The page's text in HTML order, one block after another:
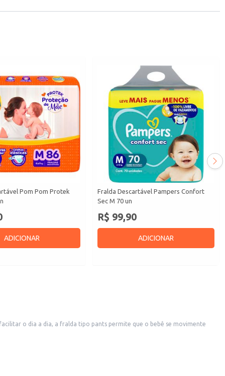
Pom Pom Protek
ADICIONAR
Fralda Descartável Pampers Confort
Sec M 70 un
R$ 99,90
ADICIONAR
o dia a dia, a fralda tipo pants permite que o bebê se movimente